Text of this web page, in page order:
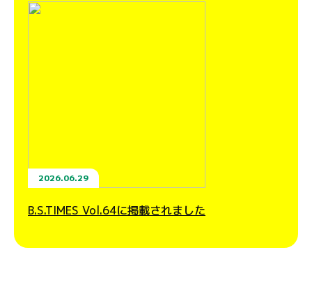
2026.06.29
B.S.TIMES Vol.64に掲載されました